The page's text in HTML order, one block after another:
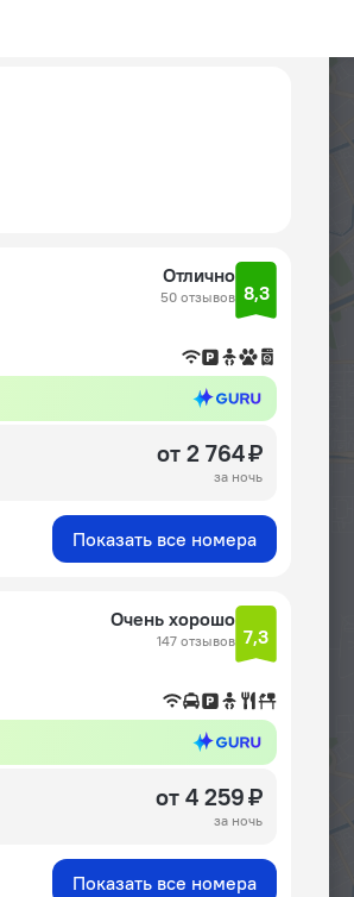
Отлично
50 отзывов 8,3
от 2 764 ₽
за ночь
Показать все номера
Очень хорошо
147 отзывов 7,3
от 4 259 ₽
за ночь
Показать все номера